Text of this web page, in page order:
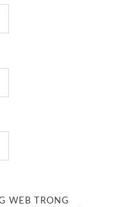
WEB TRONG